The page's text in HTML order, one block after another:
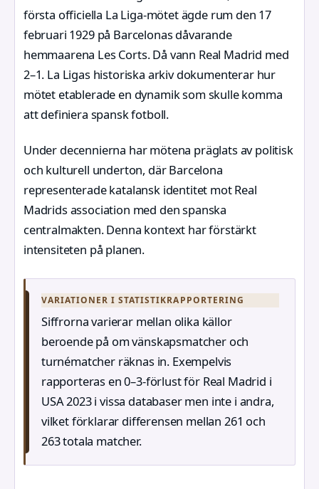
första officiella La Liga-mötet ägde rum den 17
februari 1929 på Barcelonas dåvarande
hemmaarena Les Corts. Då vann Real Madrid med
2–1. La Ligas historiska arkiv dokumenterar hur
mötet etablerade en dynamik som skulle komma
att definiera spansk fotboll.
Under decennierna har mötena präglats av politisk
och kulturell underton, där Barcelona
representerade katalansk identitet mot Real
Madrids association med den spanska
centralmakten. Denna kontext har förstärkt
intensiteten på planen.
VARIATIONER I STATISTIKRAPPORTERING
Siffrorna varierar mellan olika källor
beroende på om vänskapsmatcher och
turnématcher räknas in. Exempelvis
rapporteras en 0–3-förlust för Real Madrid i
USA 2023 i vissa databaser men inte i andra,
vilket förklarar differensen mellan 261 och
263 totala matcher.